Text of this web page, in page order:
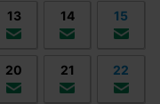
13 14 15
20 21 22